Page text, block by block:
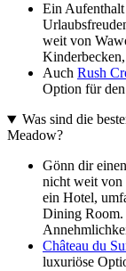
Ein
weit von
Auch Rush
Option für
Was sind die
Meadow?
Gönn dir
nicht weit von
ein Hotel,
Dining Room.
Château du
luxuriöse